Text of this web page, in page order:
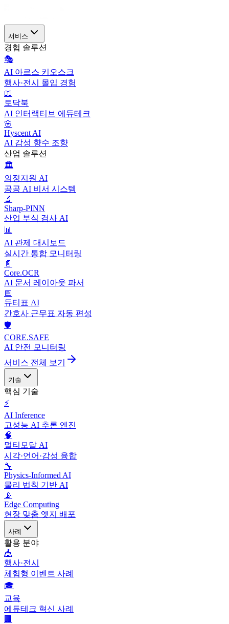
서비스
경험 솔루션
🎭
AI 아르스 키오스크
행사·전시 몰입 경험
📖
토닥북
AI 인터랙티브 에듀테크
🌸
Hyscent AI
AI 감성 향수 조향
산업 솔루션
🏛️
의정지원 AI
공공 AI 비서 시스템
🔬
Sharp-PINN
산업 부식 검사 AI
📊
AI 관제 대시보드
실시간 통합 모니터링
📄
Core.OCR
AI 문서 레이아웃 파서
📅
듀티표 AI
간호사 근무표 자동 편성
🛡️
CORE.SAFE
AI 안전 모니터링
서비스 전체 보기
기술
핵심 기술
⚡
AI Inference
고성능 AI 추론 엔진
🧠
멀티모달 AI
시각·언어·감성 융합
🔧
Physics-Informed AI
물리 법칙 기반 AI
📡
Edge Computing
현장 맞춤 엣지 배포
사례
활용 분야
🎪
행사·전시
체험형 이벤트 사례
🎓
교육
에듀테크 혁신 사례
🏢